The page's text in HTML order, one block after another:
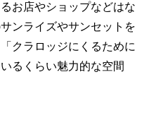
お店やショップなどはな
ンライズやサンセットを
クラロッジにくるために
るくらい魅力的な空間